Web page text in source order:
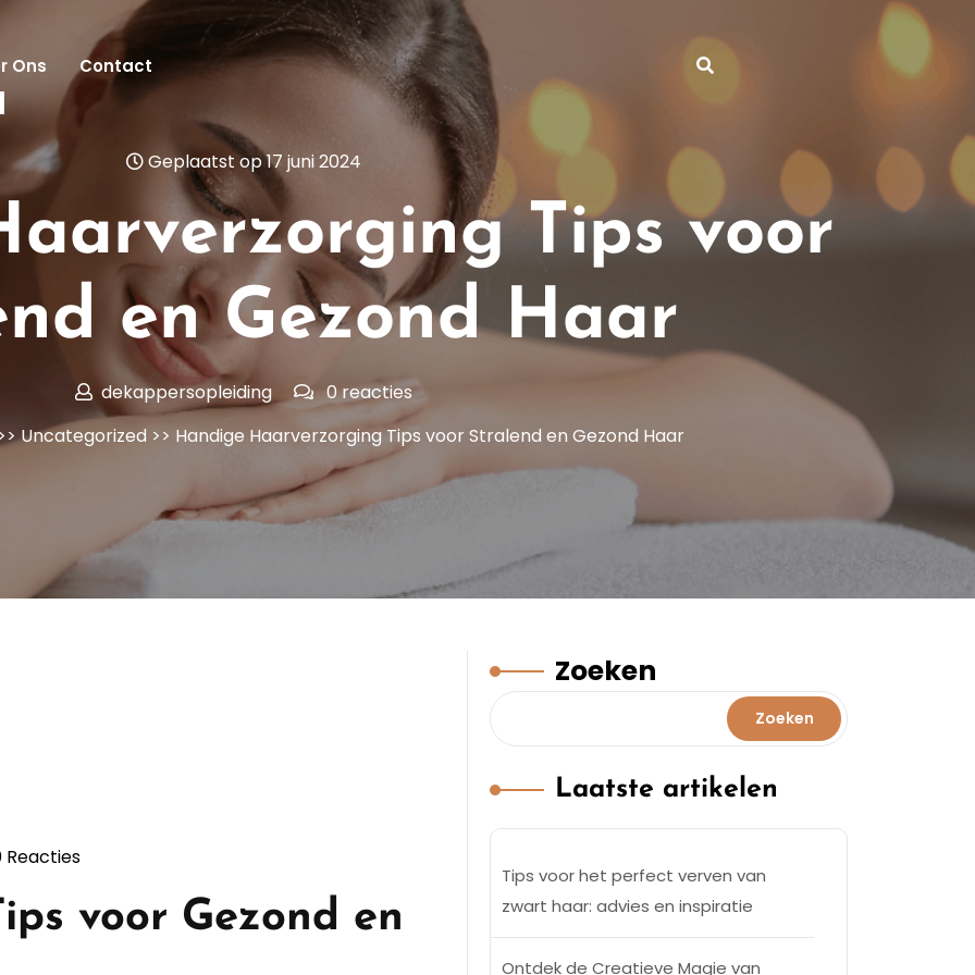
Ons Contact
Geplaatst op 17 juni 2024
Tips voor
en Gezond Haar
dekappersopleiding
0 reacties
Uncategorized >> Handige Haarverzorging Tips voor Stralend en Gezond Haar
Reacties
voor Gezond en
Zoeken
Zoeken
Laatste artikelen
Tips voor het perfect verven van
zwart haar: advies en inspiratie
Ontdek de Creatieve Magie van